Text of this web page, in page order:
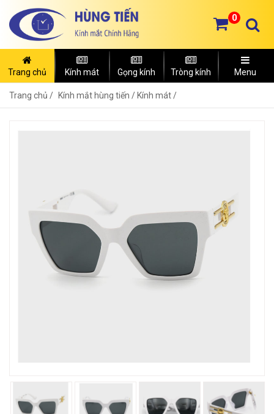
0
Trang chủ Kính mát Gọng kính Tròng kính Menu
Trang chủ Kính mắt hùng tiến / Kính mát /